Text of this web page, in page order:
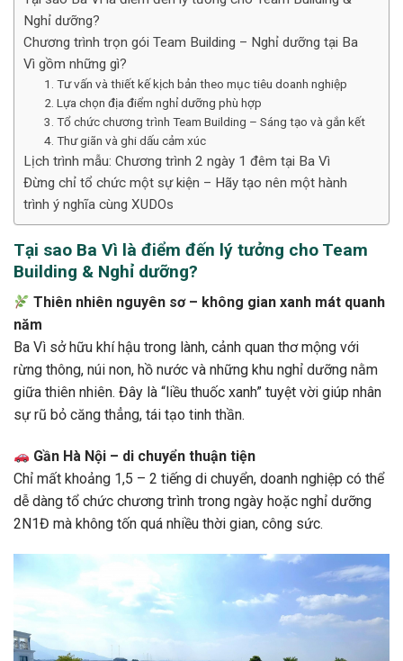
Nghỉ dưỡng?
Chương trình trọn gói Team Building – Nghỉ dưỡng tại Ba
Vì gồm những gì?
1. Tư vấn và thiết kế kịch bản theo mục tiêu doanh nghiệp
2. Lựa chọn địa điểm nghỉ dưỡng phù hợp
3. Tổ chức chương trình Team Building – Sáng tạo và gắn kết
4. Thư giãn và ghi dấu cảm xúc
Lịch trình mẫu: Chương trình 2 ngày 1 đêm tại Ba Vì
Đừng chỉ tổ chức một sự kiện – Hãy tạo nên một hành
trình ý nghĩa cùng XUDOs
Tại sao Ba Vì là điểm đến lý tưởng cho Team
Building & Nghỉ dưỡng?
Thiên nhiên nguyên sơ – không gian xanh mát quanh
năm
Ba Vì sở hữu khí hậu trong lành, cảnh quan thơ mộng với
rừng thông, núi non, hồ nước và những khu nghỉ dưỡng nằm
giữa thiên nhiên. Đây là “liều thuốc xanh” tuyệt vời giúp nhân
sự rũ bỏ căng thẳng, tái tạo tinh thần.
Gần Hà Nội – di chuyển thuận tiện
Chỉ mất khoảng 1,5 – 2 tiếng di chuyển, doanh nghiệp có thể
dễ dàng tổ chức chương trình trong ngày hoặc nghỉ dưỡng
2N1Đ mà không tốn quá nhiều thời gian, công sức.